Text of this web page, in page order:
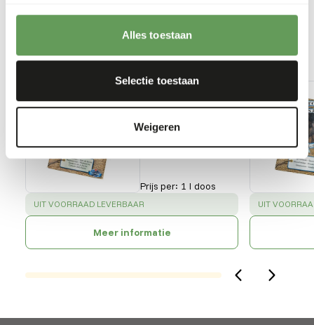
Alles toestaan
Selectie toestaan
Weigeren
Our assortment
Recommended products for this animal
Meelwormen
51004
Prijs per: 1 l doos
SUCCESS:
UIT VOORRAAD LEVERBAAR
Meer informatie
SUCCESS:
UIT